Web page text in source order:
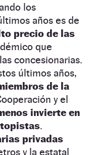
los
años es de
precio de las
que
concesionarias.
últimos años,
de la
y el
invierte en
.
privadas
y la estatal